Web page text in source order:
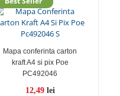
Mapa conferinta carton
kraft A4 si pix Poe
PC492046
12,49 lei